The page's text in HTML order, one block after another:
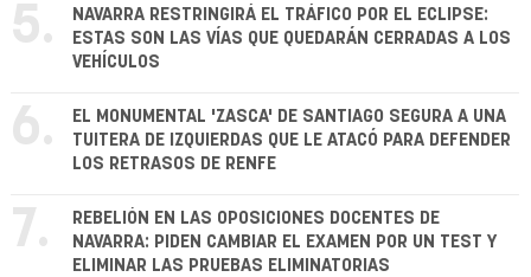
5.
NAVARRA RESTRINGIRÁ EL TRÁFICO POR EL ECLIPSE:
ESTAS SON LAS VÍAS QUE QUEDARÁN CERRADAS A LOS
VEHÍCULOS
6.
EL MONUMENTAL 'ZASCA' DE SANTIAGO SEGURA A UNA
TUITERA DE IZQUIERDAS QUE LE ATACÓ PARA DEFENDER
LOS RETRASOS DE RENFE
7.
REBELIÓN EN LAS OPOSICIONES DOCENTES DE
NAVARRA: PIDEN CAMBIAR EL EXAMEN POR UN TEST Y
ELIMINAR LAS PRUEBAS ELIMINATORIAS